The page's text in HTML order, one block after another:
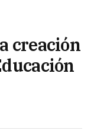
creación